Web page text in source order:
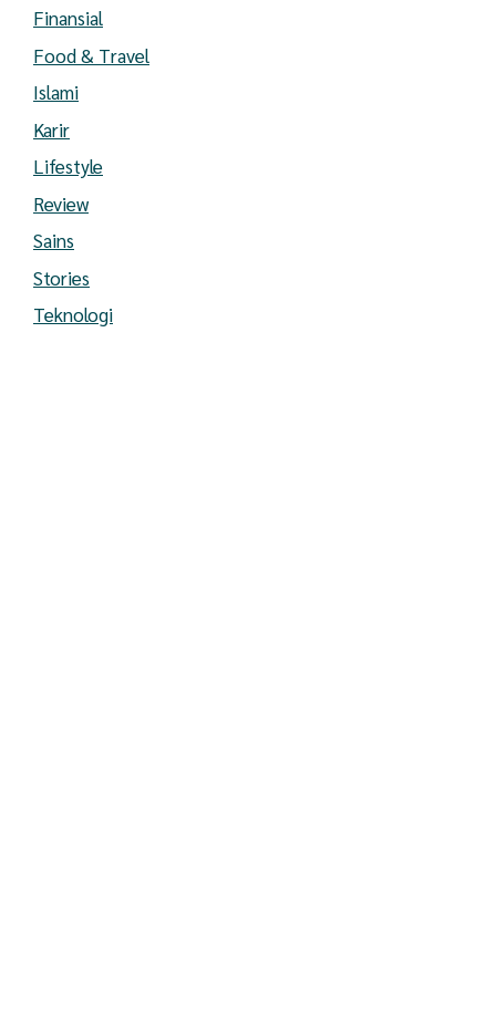
Finansial
Food & Travel
Islami
Karir
Lifestyle
Review
Sains
Stories
Teknologi